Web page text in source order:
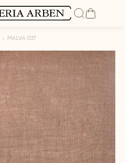
MALVA 037